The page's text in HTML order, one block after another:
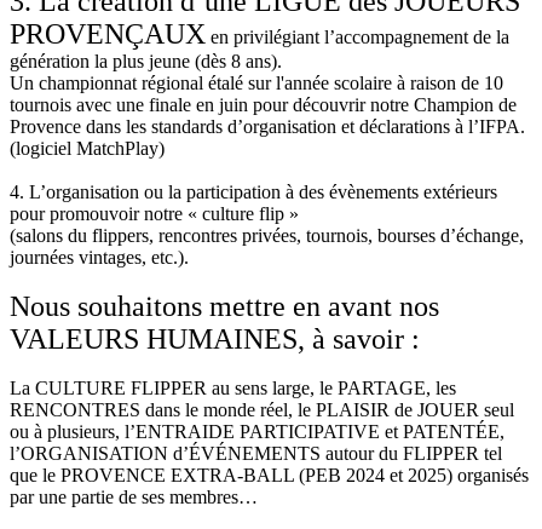
PROVENÇAUX en privilégiant l’accompagnement de la
génération la plus jeune (dès 8 ans).
Un championnat régional étalé sur l'année scolaire à raison de 10
tournois avec une finale en juin pour découvrir notre Champion de
Provence dans les standards d’organisation et déclarations à l’IFPA.
(logiciel MatchPlay)
4. L’organisation ou la participation à des évènements extérieurs
pour promouvoir notre « culture flip »
(salons du flippers, rencontres privées, tournois, bourses d’échange,
journées vintages, etc.).
Nous souhaitons mettre en avant nos
VALEURS HUMAINES, à savoir :
La CULTURE FLIPPER au sens large, le PARTAGE, les
RENCONTRES dans le monde réel, le PLAISIR de JOUER seul
ou à plusieurs, l’ENTRAIDE PARTICIPATIVE et PATENTÉE,
l’ORGANISATION d’ÉVÉNEMENTS autour du FLIPPER tel
que le PROVENCE EXTRA-BALL (PEB 2024 et 2025) organisés
par une partie de ses membres…